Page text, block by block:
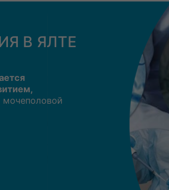
В ЯЛТЕ
мочеполовой